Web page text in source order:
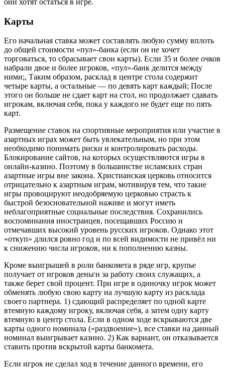
Карты
Его начальная ставка может составлять любую сумму вплоть
до общей стоимости «пул»-банка (если он не хочет
торговаться, то сбрасывает свои карты). Если 35 и более очков
набрали двое и более игроков, «пул»-банк делится между
ними;, Таким образом, расклад в центре стола содержит
четыре карты, а остальные — по девять карт каждый; После
этого он больше не сдает карт на стол, но продолжает сдавать
игрокам, включая себя, пока у каждого не будет еще по пять
карт.
Размещение ставок на спортивные мероприятия или участие в
азартных играх может быть увлекательным, но при этом
необходимо понимать риски и контролировать расходы.
Блокирование сайтов, на которых осуществляются игры в
онлайн-казино. Поэтому в большинстве исламских стран
азартные игры вне закона. Христианская церковь относится
отрицательно к азартным играм, мотивируя тем, что такие
игры провоцируют неодобряемую церковью страсть к
быстрой безосновательной наживе и могут иметь
неблагоприятные социальные последствия. Сохранились
воспоминания иностранцев, посещавших Россию и
отмечавших высокий уровень русских игроков. Однако этот
«откуп» длился ровно год и по всей видимости не привёл ни
к снижению числа игроков, ни к пополнению казны.
Кроме выигрышей в роли банкомета в ряде игр, крупье
получает от игроков деньги за работу своих служащих, а
также берет свой процент. При игре в одиночку игрок может
обменять любую свою карту на лучшую карту из расклада
своего партнера. 1) сдающий распределяет по одной карте
втемную каждому игроку, включая себя, а затем одну карту
втемную в центр стола. Если в одном ходе вскрываются две
карты одного номинала («раздвоение»), все ставки на данный
номинал выигрывает казино. 2) Как вариант, он отказывается
ставить против вскрытой карты банкомета.
Если игрок не сделал ход в течение данного времени, его